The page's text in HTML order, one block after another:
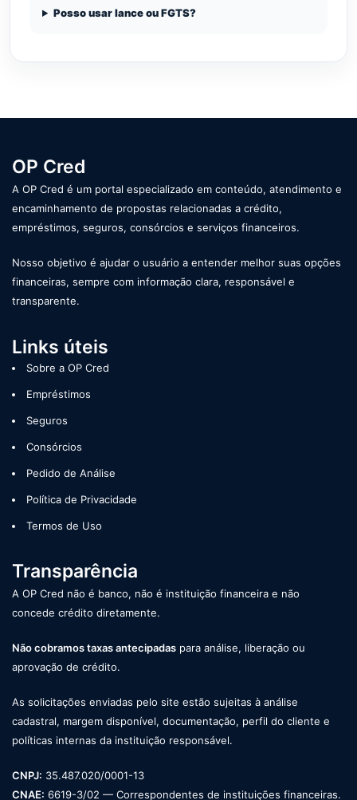
Posso usar lance ou FGTS?
OP Cred
A OP Cred é um portal especializado em conteúdo, atendimento e
encaminhamento de propostas relacionadas a crédito,
empréstimos, seguros, consórcios e serviços financeiros.
Nosso objetivo é ajudar o usuário a entender melhor suas opções
financeiras, sempre com informação clara, responsável e
transparente.
Links úteis
Sobre a OP Cred
Empréstimos
Seguros
Consórcios
Pedido de Análise
Política de Privacidade
Termos de Uso
Transparência
A OP Cred não é banco, não é instituição financeira e não
concede crédito diretamente.
Não cobramos taxas antecipadas para análise, liberação ou
aprovação de crédito.
As solicitações enviadas pelo site estão sujeitas à análise
cadastral, margem disponível, documentação, perfil do cliente e
políticas internas da instituição responsável.
CNPJ: 35.487.020/0001-13
CNAE: 6619-3/02 — Correspondentes de instituições financeiras.